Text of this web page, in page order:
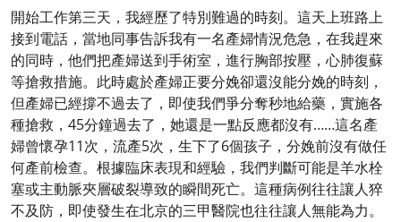
開始工作第三天，我經歷了特別難過的時刻。這天上班路上
接到電話，當地同事告訴我有一名產婦情況危急，在我趕來
的同時，他們把產婦送到手術室，進行胸部按壓，心肺復蘇
等搶救措施。此時處於產婦正要分娩卻還沒能分娩的時刻，
但產婦已經撐不過去了，即使我們爭分奪秒地給藥，實施各
種搶救，45分鐘過去了，她還是一點反應都沒有……這名產
婦曾懷孕11次，流產5次，生下了6個孩子，分娩前沒有做任
何產前檢查。根據臨床表現和經驗，我們判斷可能是羊水栓
塞或主動脈夾層破裂導致的瞬間死亡。這種病例往往讓人猝
不及防，即使發生在北京的三甲醫院也往往讓人無能為力。